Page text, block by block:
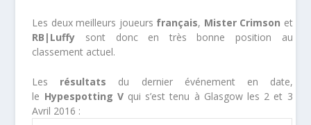
Les deux meilleurs joueurs français, Mister Crimson et
RB|Luffy sont donc en très bonne position au
classement actuel.
Les résultats du dernier événement en date,
le Hypespotting V qui s’est tenu à Glasgow les 2 et 3
Avril 2016 :